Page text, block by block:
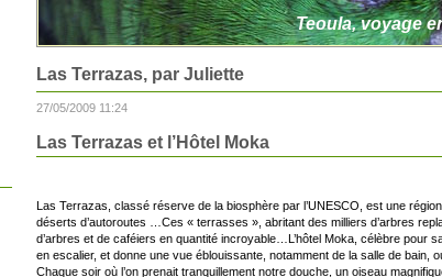
Teoula, voyage
Las Terrazas, par Juliette
27/05/2009 11:24
Las Terrazas et l’Hôtel Moka
Las Terrazas, classé réserve de la biosphère par l’UNESCO, est une
déserts d’autoroutes …Ces « terrasses », abritant des milliers d’arbres
d’arbres et de caféiers en quantité incroyable…L’hôtel Moka, célèbre pour
en escalier, et donne une vue éblouissante, notamment de la salle de bain,
Chaque soir où l’on prenait tranquillement notre douche, un oiseau